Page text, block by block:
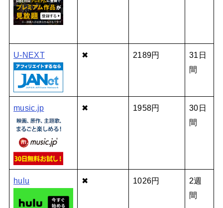
U-NEXT ✖ 2189円
31日
間
music.jp ✖ 1958円
30日
間
hulu ✖ 1026円
2週
間